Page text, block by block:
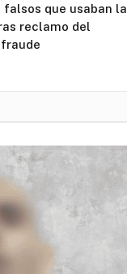
que usaban la
reclamo del